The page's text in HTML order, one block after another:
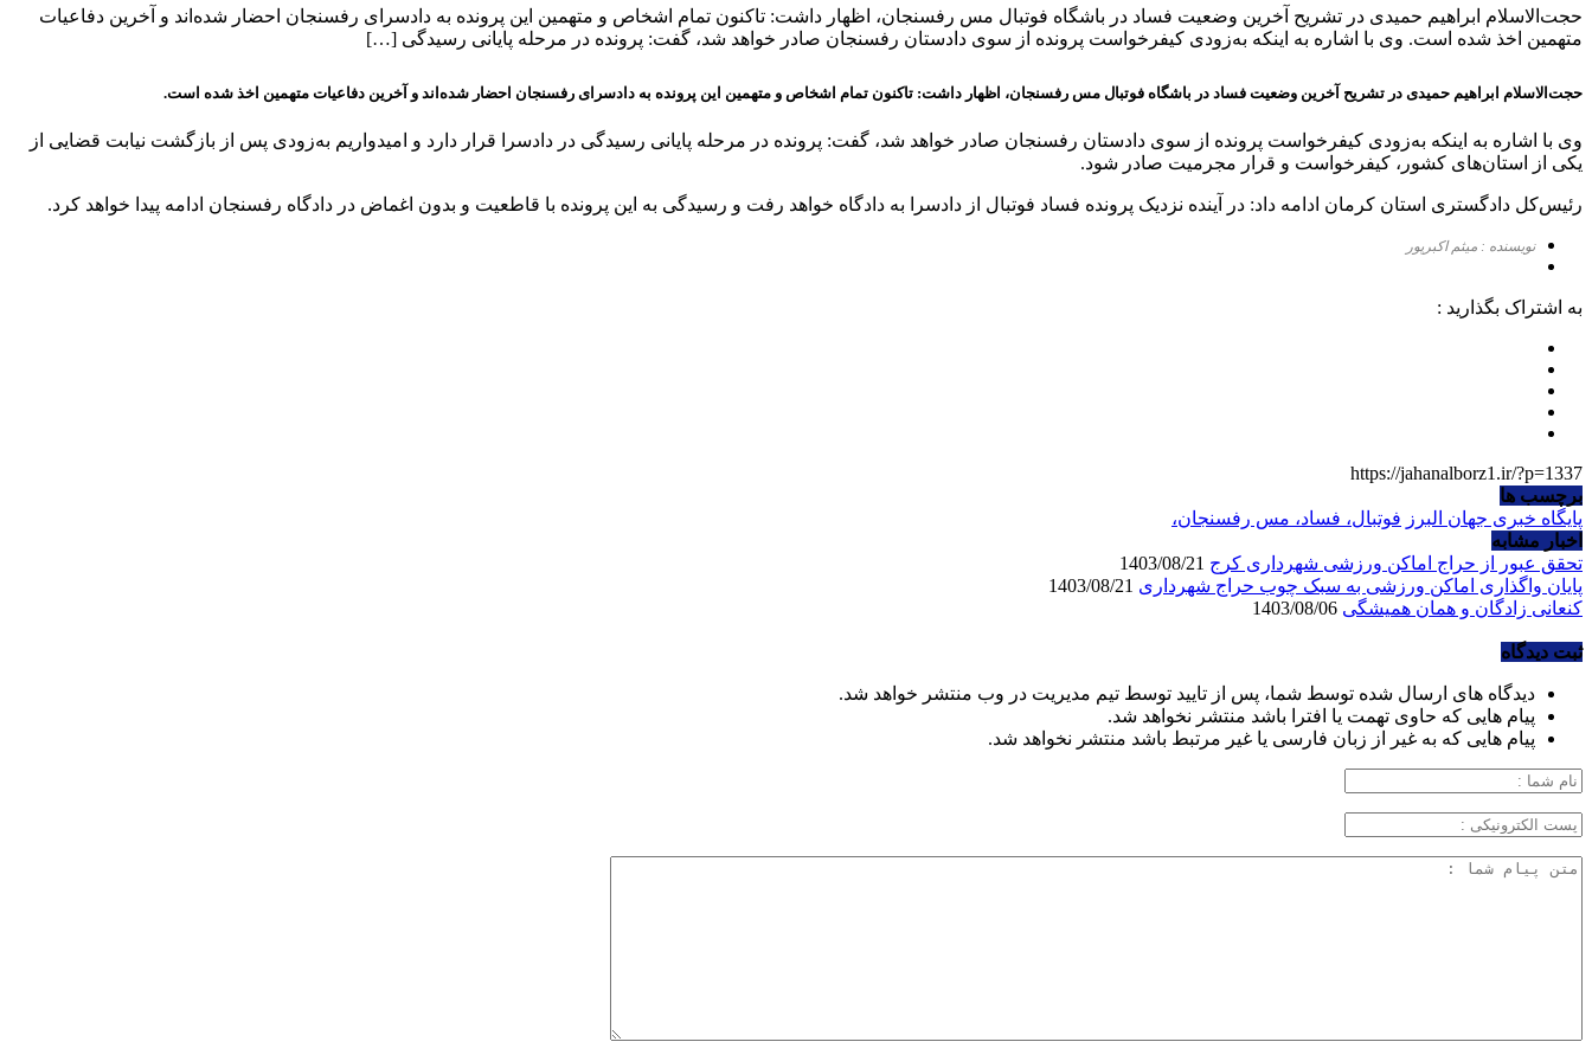
حجت‌الاسلام ابراهیم حمیدی در تشریح آخرین وضعیت فساد در باشگاه فوتبال مس رفسنجان، اظهار داشت: تاکنون تمام اشخاص و متهمین این پرونده به دادسرای رفسنجان احضار شده‌اند و آخرین دفاعیات
متهمین اخذ شده است. وی با اشاره به اینکه به‌زودی کیفرخواست پرونده از سوی دادستان رفسنجان صادر خواهد شد، گفت: پرونده در مرحله پایانی رسیدگی […]
حجت‌الاسلام ابراهیم حمیدی در تشریح آخرین وضعیت فساد در باشگاه فوتبال مس رفسنجان، اظهار داشت: تاکنون تمام اشخاص و متهمین این پرونده به دادسرای رفسنجان احضار شده‌اند و آخرین دفاعیات متهمین اخذ شده است.
وی با اشاره به اینکه به‌زودی کیفرخواست پرونده از سوی دادستان رفسنجان صادر خواهد شد، گفت: پرونده در مرحله پایانی رسیدگی در دادسرا قرار دارد و امیدواریم به‌زودی پس از بازگشت نیابت قضایی از
یکی از استان‌های کشور، کیفرخواست و قرار مجرمیت صادر شود.
رئیس‌کل دادگستری استان کرمان ادامه داد: در آینده نزدیک پرونده فساد فوتبال از دادسرا به دادگاه خواهد رفت و رسیدگی به این پرونده با قاطعیت و بدون اغماض در دادگاه رفسنجان ادامه پیدا خواهد کرد.
نویسنده : میثم اکبرپور
به اشتراک بگذارید :
https://jahanalborz1.ir/?p=1337
برچسب ها
پایگاه خبری جهان البرز فوتبال، فساد، مس رفسنجان،
اخبار مشابه
تحقق عبور از حراج اماکن ورزشی شهرداری کرج
پایان واگذاری اماکن ورزشی به سبک چوب حراج شهرداری
کنعانی زادگان و همان همیشگی
ثبت دیدگاه
دیدگاه های ارسال شده توسط شما، پس از تایید توسط تیم مدیریت در وب منتشر خواهد شد.
پیام هایی که حاوی تهمت یا افترا باشد منتشر نخواهد شد.
پیام هایی که به غیر از زبان فارسی یا غیر مرتبط باشد منتشر نخواهد شد.